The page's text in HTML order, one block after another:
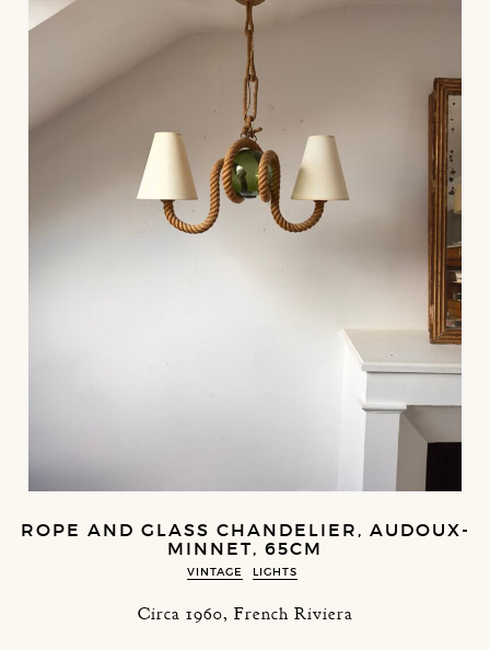
ROPE AND GLASS CHANDELIER, AUDOUX-
MINNET, 65CM
VINTAGE LIGHTS
Circa 1960, French Riviera